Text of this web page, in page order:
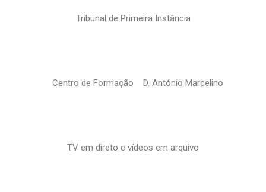
Tribunal de Primeira Instância
Centro de Formação D. António Marcelino
TV em direto e vídeos em arquivo